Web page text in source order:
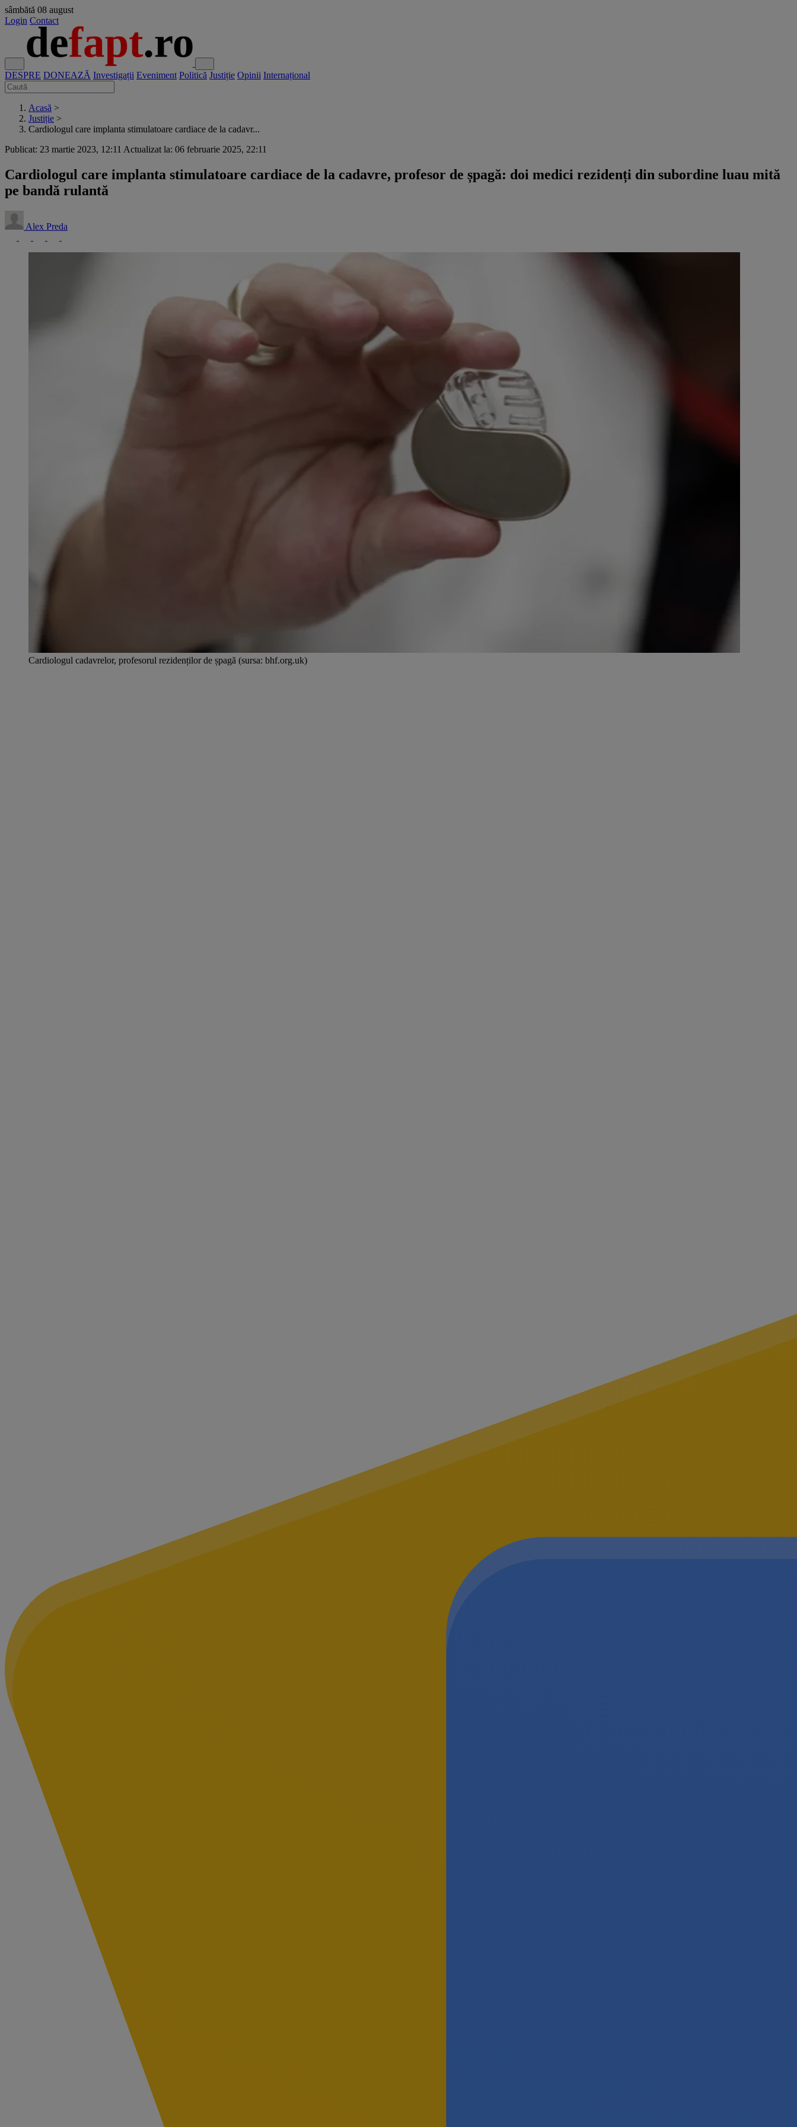
sâmbătă 08 august
Login Contact
DESPRE DONEAZĂ Investigații Eveniment Politică Justiție Opinii Internațional
Acasă >
Justiție >
Cardiologul care implanta stimulatoare cardiace de la cadavr...
Publicat: 23 martie 2023, 12:11 Actualizat la: 06 februarie 2025, 22:11
Cardiologul care implanta stimulatoare cardiace de la cadavre, profesor de șpagă: doi medici rezidenți din subordine luau mită
pe bandă rulantă
Alex Preda
Cardiologul cadavrelor, profesorul rezidenților de șpagă (sursa: bhf.org.uk)